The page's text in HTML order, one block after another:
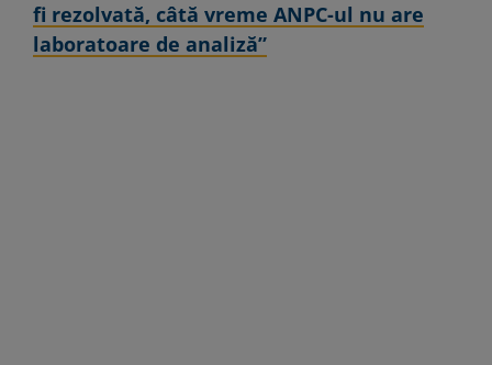
fi rezolvată, câtă vreme ANPC-ul nu are
laboratoare de analiză”